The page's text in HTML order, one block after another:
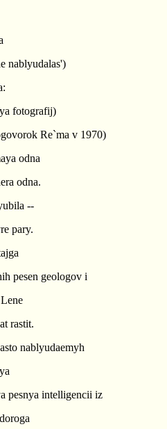
nablyudalas')
fotografij)
Re`ma v 1970)
odna
odna.
--
pary.
pesen geologov i
rastit.
nablyudaemyh
pesnya intelligencii iz